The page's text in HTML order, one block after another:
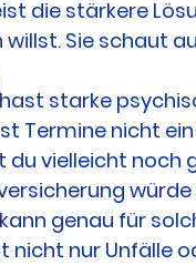
die stärkere
Sie schaut
starke
Termine nicht
vielleicht noch
genau für
nicht nur Unfälle